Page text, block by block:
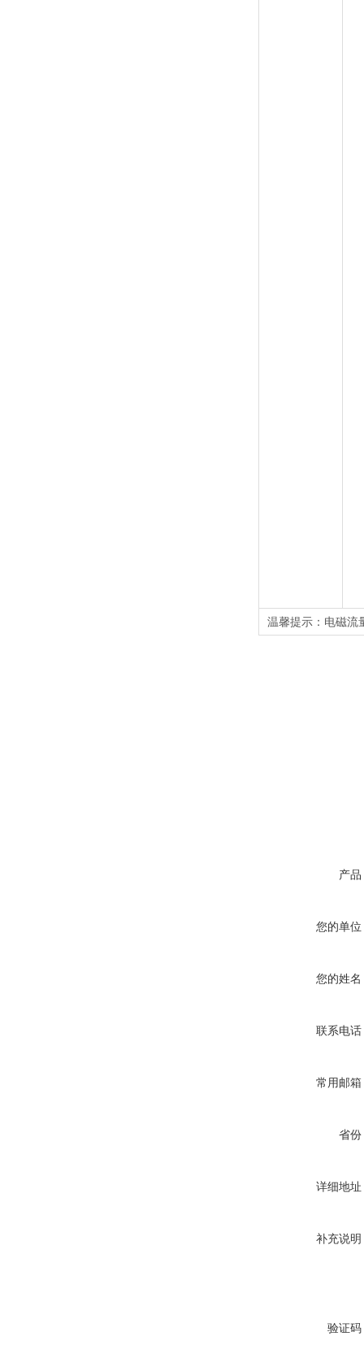
温馨提示：电磁流
产品
您的单位
您的姓名
联系电话
常用邮箱
省份
详细地址
补充说明
验证码